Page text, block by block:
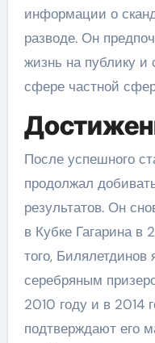
информации о
разводе. Он
жизнь на публику и
сфере частной
После успешного
продолжал
результатов. Он
в Кубке Гагарина
того, Билялетдинов
серебряным
2010 году и в 2014
подтверждают его